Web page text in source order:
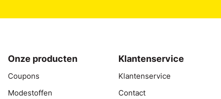
Onze producten
Coupons
Modestoffen
Klantenservice
Klantenservice
Contact